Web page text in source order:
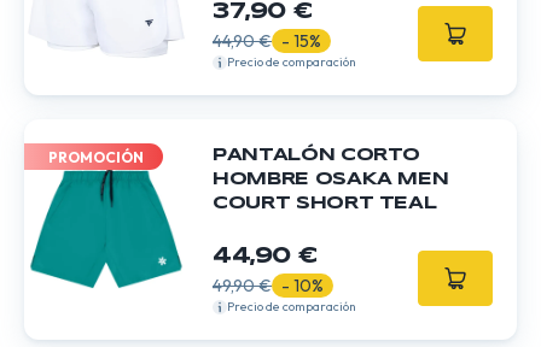
37,90 €
44,90 € - 15%
Precio de comparación
PROMOCIÓN
PANTALÓN CORTO
HOMBRE OSAKA MEN
COURT SHORT TEAL
44,90 €
49,90 € - 10%
Precio de comparación